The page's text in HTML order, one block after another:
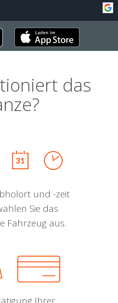
das
und -zeit
Sie das
Fahrzeug aus.